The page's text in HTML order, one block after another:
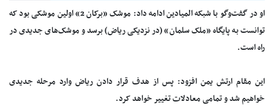
او در گفت‌وگو با شبکه المیادین ادامه داد: موشک «برکان 2» اولین موشکی بود که
توانست به پایگاه «ملک سلمان» (در نزدیکی ریاض) برسد و موشک‌های جدیدی در
راه است.
این مقام ارتش یمن افزود: پس از هدف قرار دادن ریاض وارد مرحله جدیدی
خواهیم شد و تمامی معادلات تغییر خواهد کرد.